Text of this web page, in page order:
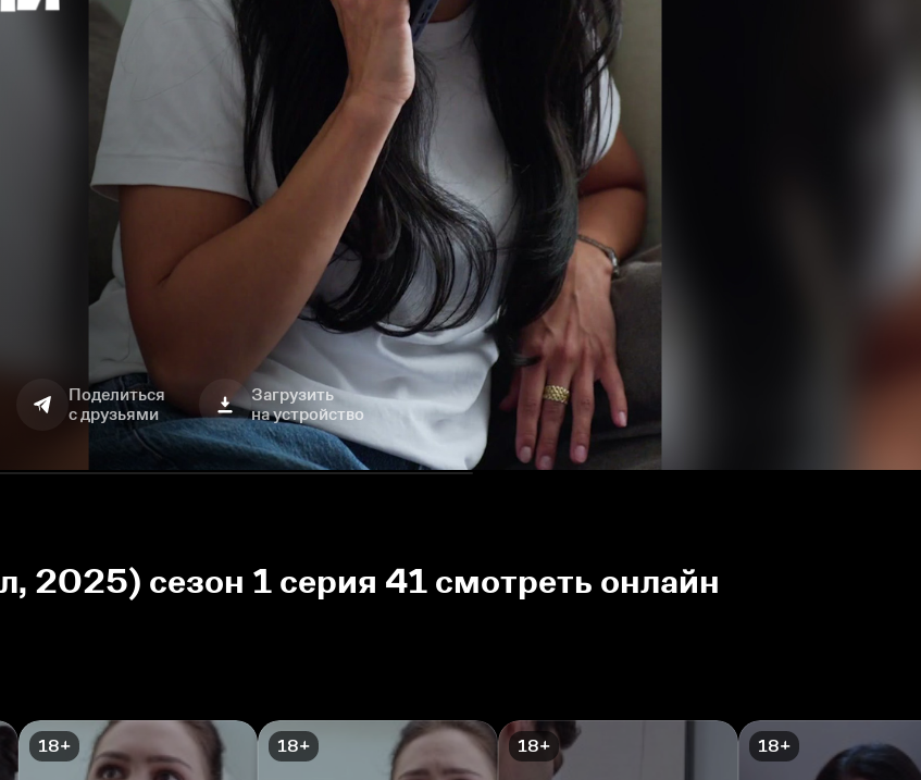
Поделиться
с друзьями
Загрузить
на устройство
2025) сезон 1 серия 41 смотреть онлайн
18+ 18+ 18+ 18+